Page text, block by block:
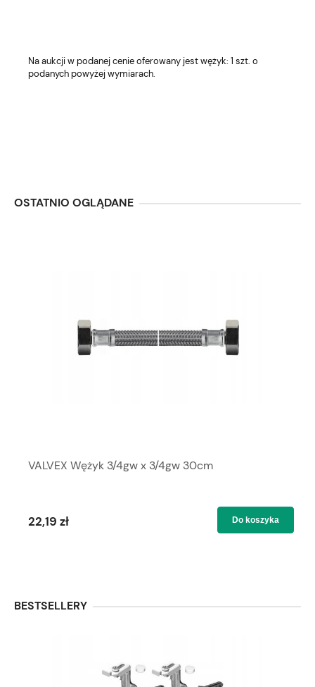
Na aukcji w podanej cenie oferowany jest wężyk: 1 szt. o
podanych powyżej wymiarach.
OSTATNIO OGLĄDANE
VALVEX Wężyk 3/4gw x 3/4gw 30cm
22,19 zł Do koszyka
BESTSELLERY